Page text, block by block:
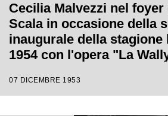
Cecilia Malvezzi nel foyer
Scala in occasione della
inaugurale della stagione
1954 con l'opera "La
con la regia di Tatiana
07 DICEMBRE 1953